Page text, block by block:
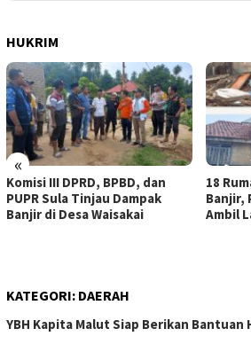
HUKRIM
«
Komisi III DPRD, BPBD, dan
PUPR Sula Tinjau Dampak
Banjir di Desa Waisakai
18
Banjir,
Ambil
KATEGORI: DAERAH
YBH Kapita Malut Siap Berikan Bantuan